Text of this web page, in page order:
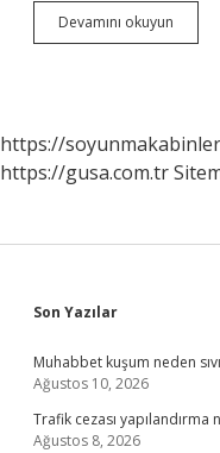
Devamını okuyun
Nedir
https://
https://gusa.com.tr
Sidebar
Son Yazılar
Muhabbet kuşum neden
Ağustos 10, 2026
Trafik cezası yapılandırma
Ağustos 8, 2026